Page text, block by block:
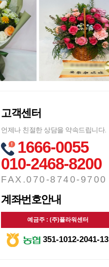
고객센터
언제나 친절한 상담을 약속드립니다.
1666-0055
010-2468-8200
FAX.070-8740-9700
계좌번호안내
예금주 : (주)플라워센터
351-1012-2041-13